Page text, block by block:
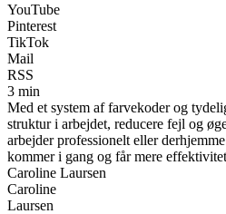
YouTube
Pinterest
TikTok
Mail
RSS
3 min
Med et system af farvekoder og
struktur i arbejdet, reducere fejl og
arbejder professionelt eller
kommer i gang og får mere
Caroline Laursen
Caroline
Laursen